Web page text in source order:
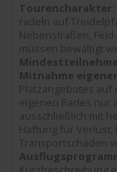
radeln auf
Nebenstraßen,
müssen bewältigt
Mitnahme eigener
Platzangebotes auf
eigenen Rades nur
ausschließlich mit
Haftung für Verlust,
Transportschäden